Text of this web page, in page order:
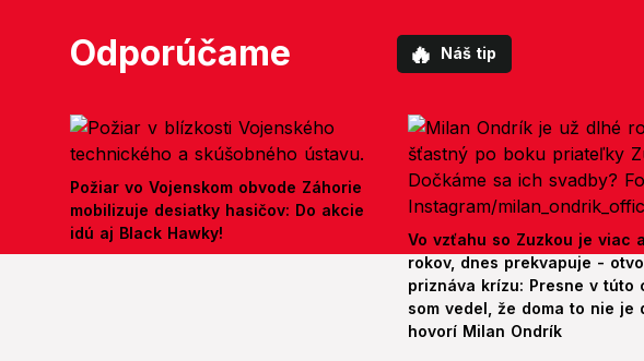
Odporúčame 🔥 Náš tip
Požiar vo Vojenskom obvode Záhorie
mobilizuje desiatky hasičov: Do akcie
idú aj Black Hawky!
Vo vzťahu so Zuzkou je viac
rokov, dnes prekvapuje -
priznáva krízu: Presne v túto
som vedel, že doma to nie je
hovorí Milan Ondrík